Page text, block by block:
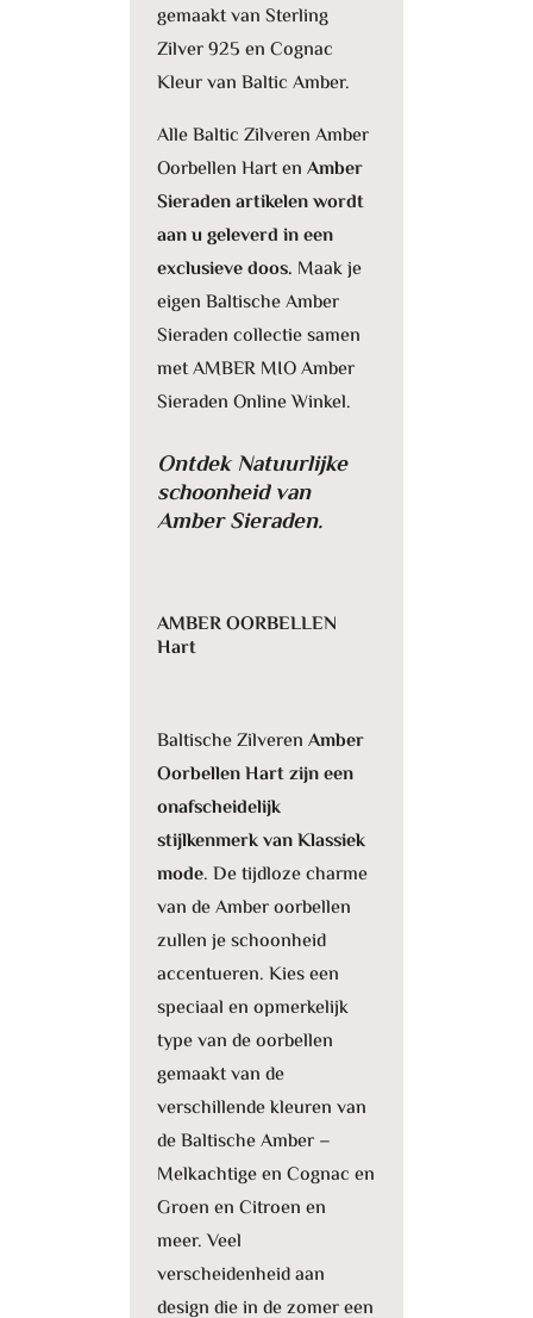
gemaakt van Sterling
Zilver 925 en Cognac
Kleur van Baltic Amber.
Alle Baltic Zilveren Amber
Oorbellen Hart en Amber
Sieraden artikelen wordt
aan u geleverd in een
exclusieve doos. Maak je
eigen Baltische Amber
Sieraden collectie samen
met AMBER MIO Amber
Sieraden Online Winkel.
Ontdek Natuurlijke
schoonheid van
Amber Sieraden.
AMBER OORBELLEN
Hart
Baltische ZilverenAmber
Oorbellen Hart zijn een
onafscheidelijk
stijlkenmerk van Klassiek
mode. De tijdloze charme
van de Amber oorbellen
zullen je schoonheid
accentueren. Kies een
speciaal en opmerkelijk
type van de oorbellen
gemaakt van de
verschillende kleuren van
de Baltische Amber –
Melkachtige en Cognac en
Groen en Citroen en
meer. Veel
verscheidenheid aan
design die in de zomer een